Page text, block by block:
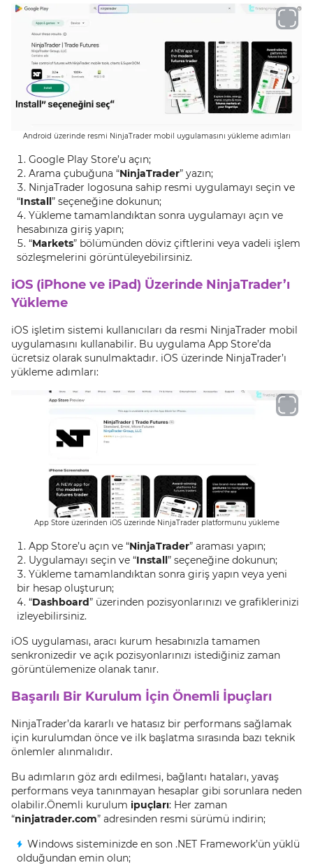
Android üzerinde resmi NinjaTrader mobil uygulamasını yükleme adımları
Google Play Store’u açın;
Arama çubuğuna “NinjaTrader” yazın;
NinjaTrader logosuna sahip resmi uygulamayı seçin ve
“Install” seçeneğine dokunun;
Yükleme tamamlandıktan sonra uygulamayı açın ve
hesabınıza giriş yapın;
“Markets” bölümünden döviz çiftlerini veya vadeli işlem
sözleşmelerini görüntüleyebilirsiniz.
iOS (iPhone ve iPad) Üzerinde NinjaTrader’ı
Yükleme
iOS işletim sistemi kullanıcıları da resmi NinjaTrader mobil
uygulamasını kullanabilir. Bu uygulama App Store’da
ücretsiz olarak sunulmaktadır. iOS üzerinde NinjaTrader’ı
yükleme adımları:
App Store üzerinden iOS üzerinde NinjaTrader platformunu yükleme
App Store’u açın ve “NinjaTrader” araması yapın;
Uygulamayı seçin ve “Install” seçeneğine dokunun;
Yükleme tamamlandıktan sonra giriş yapın veya yeni
bir hesap oluşturun;
“Dashboard” üzerinden pozisyonlarınızı ve grafiklerinizi
izleyebilirsiniz.
iOS uygulaması, aracı kurum hesabınızla tamamen
senkronizedir ve açık pozisyonlarınızı istediğiniz zaman
görüntülemenize olanak tanır.
Başarılı Bir Kurulum İçin Önemli İpuçları
NinjaTrader’da kararlı ve hatasız bir performans sağlamak
için kurulumdan önce ve ilk başlatma sırasında bazı teknik
önlemler alınmalıdır.
Bu adımların göz ardı edilmesi, bağlantı hataları, yavaş
performans veya tanınmayan hesaplar gibi sorunlara neden
olabilir.Önemli kurulum ipuçları: Her zaman
“ninjatrader.com” adresinden resmi sürümü indirin;
Windows sisteminizde en son .NET Framework’ün yüklü
olduğundan emin olun;